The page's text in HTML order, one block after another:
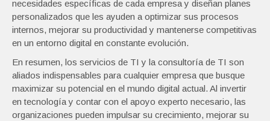
necesidades específicas de cada empresa y diseñan planes
personalizados que les ayuden a optimizar sus procesos
internos, mejorar su productividad y mantenerse competitivas
en un entorno digital en constante evolución.
En resumen, los servicios de TI y la consultoría de TI son
aliados indispensables para cualquier empresa que busque
maximizar su potencial en el mundo digital actual. Al invertir
en tecnología y contar con el apoyo experto necesario, las
organizaciones pueden impulsar su crecimiento, mejorar su